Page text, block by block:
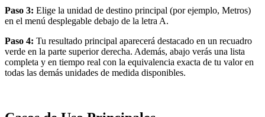
Paso 3: Elige la unidad de destino principal (por ejemplo, Metros)
en el menú desplegable debajo de la letra A.
Paso 4: Tu resultado principal aparecerá destacado en un recuadro
verde en la parte superior derecha. Además, abajo verás una lista
completa y en tiempo real con la equivalencia exacta de tu valor en
todas las demás unidades de medida disponibles.